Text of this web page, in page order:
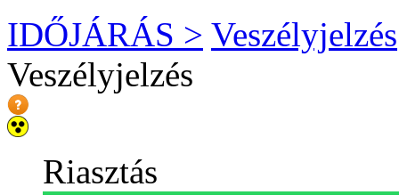
IDŐJÁRÁS > Veszélyjelzés
Veszélyjelzés
Riasztás